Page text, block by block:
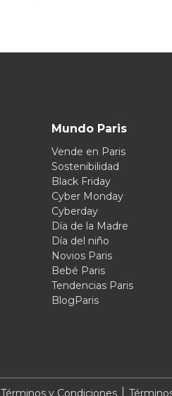
Mundo Paris
Vende en Paris
Sostenibilidad
Black Friday
Cyber Monday
Cyberday
Día de la Madre
Día del niño
Novios Paris
Bebé Paris
Tendencias Paris
BlogParis
Términos y Condiciones